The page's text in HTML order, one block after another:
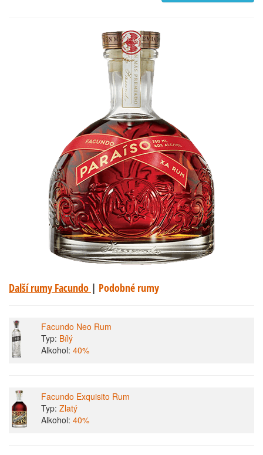
Další rumy Facundo | Podobné rumy
Facundo Neo Rum
Typ: Bílý
Alkohol: 40%
Facundo Exquisito Rum
Typ: Zlatý
Alkohol: 40%